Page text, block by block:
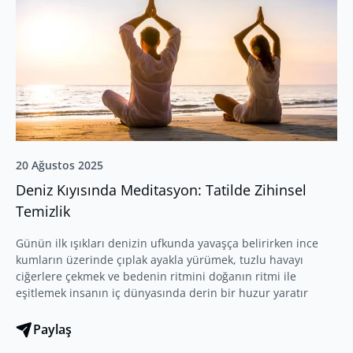
20 Ağustos 2025
Deniz Kıyısında Meditasyon: Tatilde Zihinsel
Temizlik
Günün ilk ışıkları denizin ufkunda yavaşça belirirken ince
kumların üzerinde çıplak ayakla yürümek, tuzlu havayı
ciğerlere çekmek ve bedenin ritmini doğanın ritmi ile
eşitlemek insanın iç dünyasında derin bir huzur yaratır
Paylaş